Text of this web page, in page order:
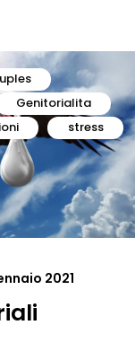
Genitorialita
stress
2021